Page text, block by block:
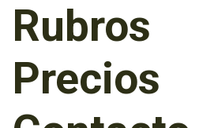
Rubros
Precios